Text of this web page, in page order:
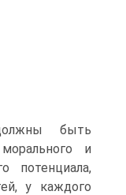
быть
и
потенциала,
у каждого